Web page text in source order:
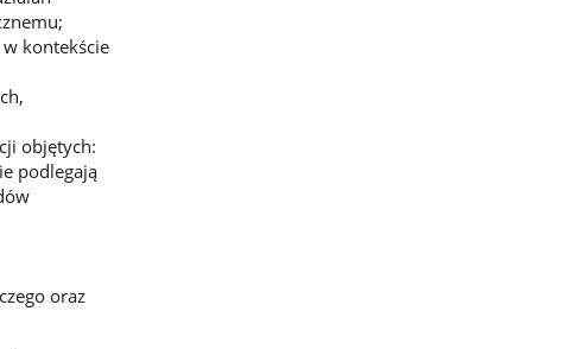
kontekście
objętych:
podlegają
oraz